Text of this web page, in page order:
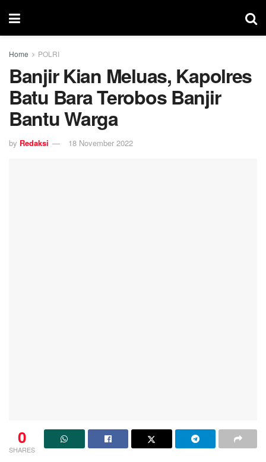
Home POLRI
Banjir Kian Meluas, Kapolres
Batu Bara Terobos Banjir
Bantu Warga
by Redaksi 18 November 2022
0
SHARES